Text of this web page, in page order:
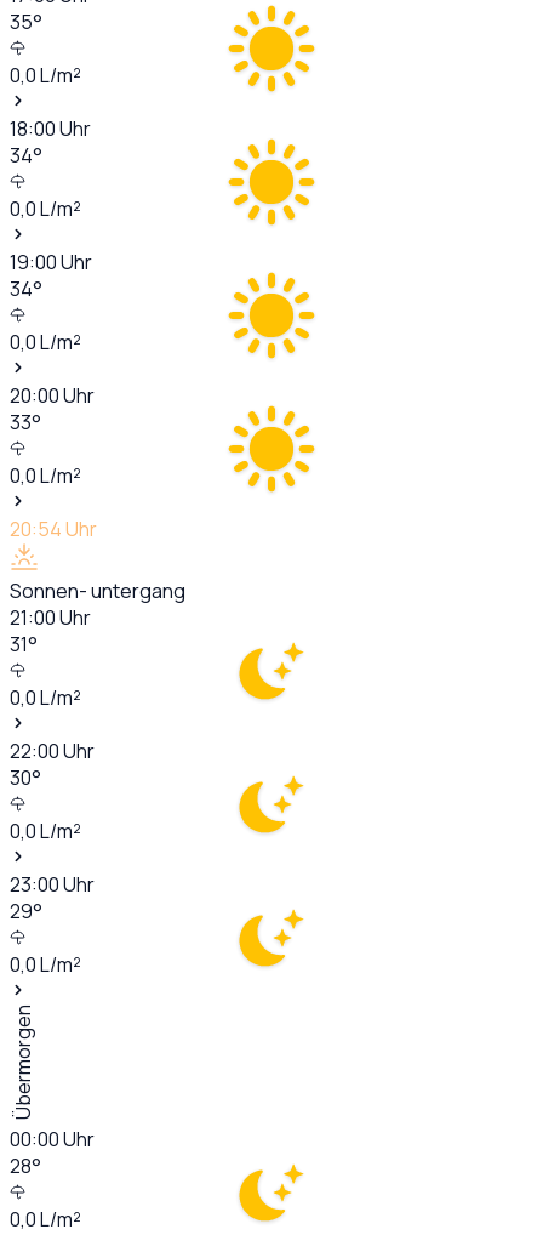
35°
0,0L/m²
18:00Uhr
34°
0,0L/m²
19:00Uhr
34°
0,0L/m²
20:00Uhr
33°
0,0L/m²
20:54Uhr
Sonnen- untergang
21:00Uhr
31°
0,0L/m²
22:00Uhr
30°
0,0L/m²
23:00Uhr
29°
0,0L/m²
Übermorgen
00:00Uhr
28°
0,0L/m²